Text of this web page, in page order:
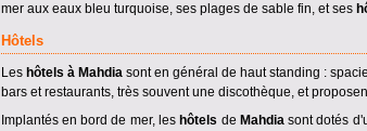
mer aux eaux bleu turquoise, ses plages de sable fin, et ses
Hôtels
Les hôtels à Mahdiasont en général de haut standing :
bars et restaurants, très souvent une discothèque, et
Implantés en bord de mer, les hôtels de Mahdiasont dotés